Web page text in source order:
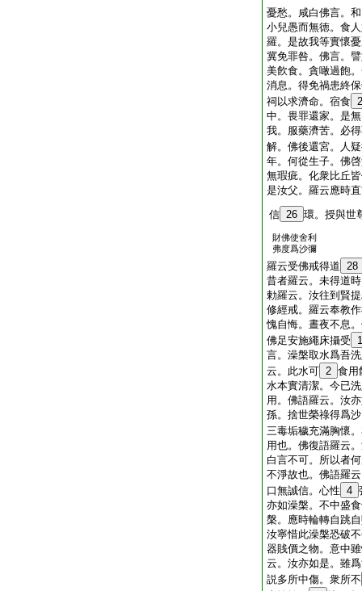
憂愁。咸白佛言。
小兒愚而無徳。食
羅。是故我等實懷
冀免罪咎。佛言。
美飮食。貪噉過飽
消息。得免禍患終
祠以求濟命。宿食
中。畏罪還家。是
我。服藥濟苦。必
解。佛後還宮。人
年。何從生子。佛
無瑕疵。化衆比丘
是汝父。羅云應時
信 26 環。授與世
財佛使舍利
弗度爲沙彌
羅云受佛戒得道 28
昔者羅云。未得道
勅羅云。汝往到賢
修經戒。羅云奉教
愧自悔。晝夜不息
佛足安施繩床攝受
1
言。澡槃取水爲吾
云。此水可 2 食用
水本實清潔。今已
用。佛語羅云。汝
孫。捨世榮祿得爲
三毒垢穢充滿胸懷
用也。佛復語羅云
白言不可。所以者
不淨故也。佛語羅
口無誠信。心性 4
亦如澡槃。不中盛
槃。應時輪轉自跳
汝寧惜此澡槃恐破
器賎價之物。意中
云。汝亦如是。雖
説多所中傷。衆所不